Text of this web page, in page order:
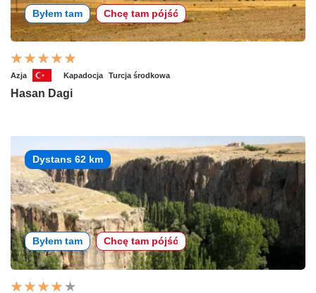
Byłem tam Chcę tam pójść
Azja Kapadocja Turcja środkowa
Hasan Dagi
Dystans 62 km
Byłem tam Chcę tam pójść